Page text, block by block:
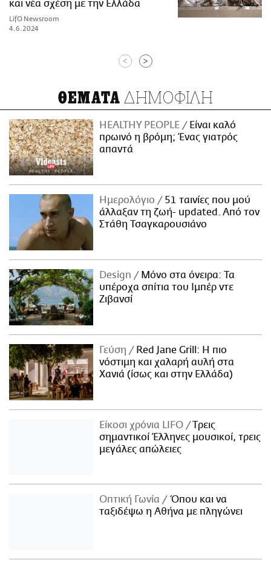
και νέα σχέση με την Ελλάδα
LifO Newsroom
4.6.2024
< >
ΘΕΜΑΤΑ ΔΗΜΟΦΙΛΗ
HEALTHY PEOPLE
Είναι καλό
πρωινό η βρόμη; Ένας γιατρός
απαντά
Ημερολόγιο
51 ταινίες που μού
άλλαξαν τη ζωή- updated. Aπό τον
Στάθη Τσαγκαρουσιάνο
Design
Μόνο στα όνειρα: Τα
υπέροχα σπίτια του Ιμπέρ ντε
Ζιβανσί
Γεύση
Red Jane Grill: Η πιο
νόστιμη και χαλαρή αυλή στα
Χανιά (ίσως και στην Ελλάδα)
Είκοσι χρόνια LIFO
Tρεις
σημαντικοί Έλληνες μουσικοί, τρεις
μεγάλες απώλειες
Οπτική Γωνία
Όπου και να
ταξιδέψω η Αθήνα με πληγώνει